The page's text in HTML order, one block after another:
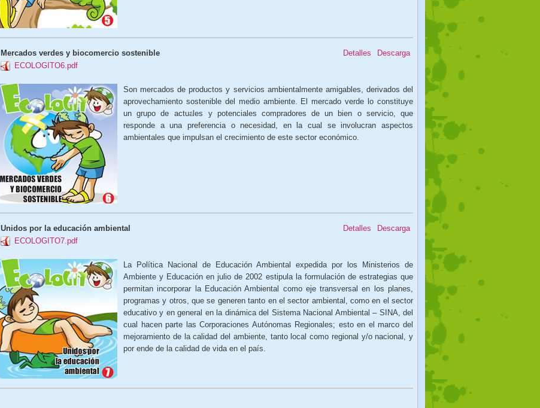
Mercados verdes y biocomercio sostenible
ECOLOGITO6.pdf
Descarga
Detalles
Son mercados de productos y servicios ambientalmente amigables, derivados del
aprovechamiento sostenible del medio ambiente. El mercado verde lo constituye
un grupo de actuales y potenciales compradores de un bien o servicio, que
responde a una preferencia o necesidad, en la cual se involucran aspectos
ambientales que impulsan el crecimiento de este sector económico.
Unidos por la educación ambiental
ECOLOGITO7.pdf
Descarga
Detalles
La Política Nacional de Educación Ambiental expedida por los Ministerios de
Ambiente y Educación en julio de 2002 estipula la formulación de estrategias que
permitan incorporar la Educación Ambiental como eje transversal en los planes,
programas y otros, que se generen tanto en el sector ambiental, como en el sector
educativo y en general en la dinámica del Sistema Nacional Ambiental – SINA, del
cual hacen parte las Corporaciones Autónomas Regionales; esto en el marco del
mejoramiento de la calidad del ambiente, tanto local como regional y/o nacional, y
por ende de la calidad de vida en el país.